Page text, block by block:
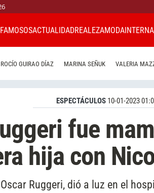
FAMOSOSACTUALIDADREALEZAMODA
ROCÍO GUIRAO DÍAZ MARINA SEÑUK VALERIA
ESPECTÁCULOS 10-01-2023
fue
hija con
Ruggeri, dió a luz en el